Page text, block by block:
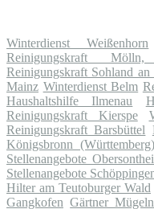
Winterdienst Weißenhorn
Reinigungskraft
Reinigungskraft Sohland an
Mainz Winterdienst Belm
Haushaltshilfe Ilmenau
Reinigungskraft Kierspe
Reinigungskraft Barsbüttel
Königsbronn (Württemberg)
Stellenangebote
Stellenangebote
Hilter am Teutoburger Wald
Gangkofen Gärtner